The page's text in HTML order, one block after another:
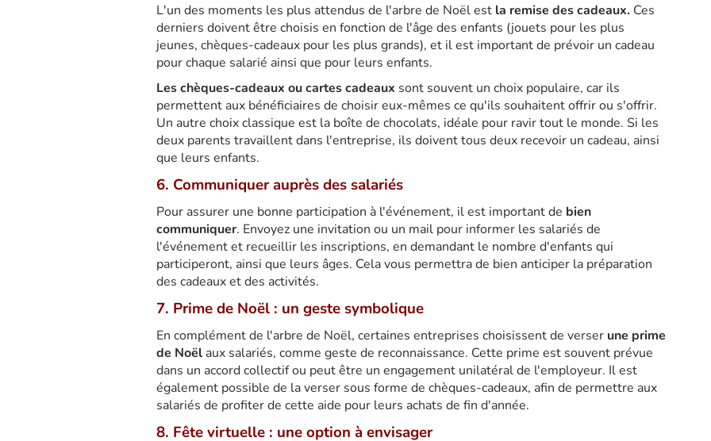
L'un des moments les plus attendus de l'arbre de Noël est la remise des cadeaux. Ces
derniers doivent être choisis en fonction de l'âge des enfants (jouets pour les plus
jeunes, chèques-cadeaux pour les plus grands), et il est important de prévoir un cadeau
pour chaque salarié ainsi que pour leurs enfants.
Les chèques-cadeaux ou cartes cadeaux sont souvent un choix populaire, car ils
permettent aux bénéficiaires de choisir eux-mêmes ce qu'ils souhaitent offrir ou s'offrir.
Un autre choix classique est la boîte de chocolats, idéale pour ravir tout le monde. Si les
deux parents travaillent dans l'entreprise, ils doivent tous deux recevoir un cadeau, ainsi
que leurs enfants.
6. Communiquer auprès des salariés
Pour assurer une bonne participation à l'événement, il est important de bien
communiquer. Envoyez une invitation ou un mail pour informer les salariés de
l'événement et recueillir les inscriptions, en demandant le nombre d'enfants qui
participeront, ainsi que leurs âges. Cela vous permettra de bien anticiper la préparation
des cadeaux et des activités.
7. Prime de Noël : un geste symbolique
En complément de l'arbre de Noël, certaines entreprises choisissent de verser une prime
de Noël aux salariés, comme geste de reconnaissance. Cette prime est souvent prévue
dans un accord collectif ou peut être un engagement unilatéral de l'employeur. Il est
également possible de la verser sous forme de chèques-cadeaux, afin de permettre aux
salariés de profiter de cette aide pour leurs achats de fin d'année.
8. Fête virtuelle : une option à envisager